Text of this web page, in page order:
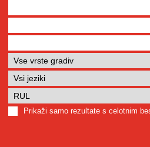
Prikaži samo rezultate s celotnim